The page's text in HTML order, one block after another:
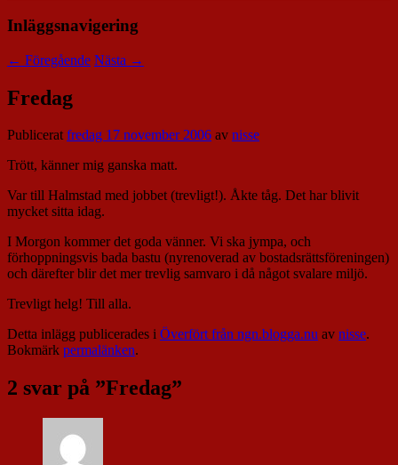
Inläggsnavigering
← Föregående Nästa →
Fredag
Publiceratfredag 17 november 2006 av nisse
Trött, känner mig ganska matt.
Var till Halmstad med jobbet (trevligt!). Åkte tåg. Det har blivit
mycket sitta idag.
I Morgon kommer det goda vänner. Vi ska jympa, och
förhoppningsvis bada bastu (nyrenoverad av bostadsrättsföreningen)
och därefter blir det mer trevlig samvaro i då något svalare miljö.
Trevligt helg! Till alla.
Detta inlägg publicerades i Överfört från ngn.blogga.nu av nisse.
Bokmärk permalänken.
2 svar på ”Fredag”